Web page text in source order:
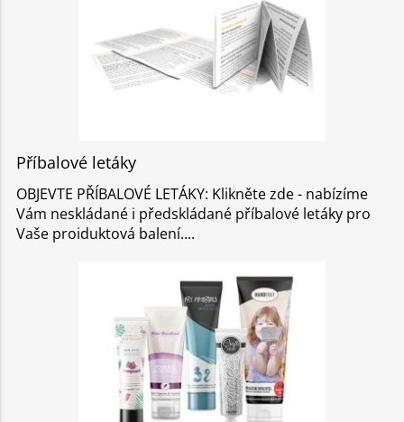
Příbalové letáky
OBJEVTE PŘÍBALOVÉ LETÁKY: Klikněte zde - nabízíme
Vám neskládané i předskládané příbalové letáky pro
Vaše proiduktová balení.